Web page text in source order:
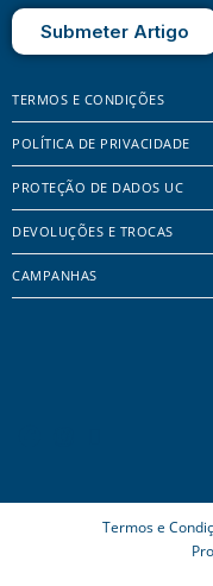
Submeter Artigo
TERMOS E CONDIÇÕES
POLÍTICA DE PRIVACIDADE
PROTEÇÃO DE DADOS UC
DEVOLUÇÕES E TROCAS
CAMPANHAS
Termos e